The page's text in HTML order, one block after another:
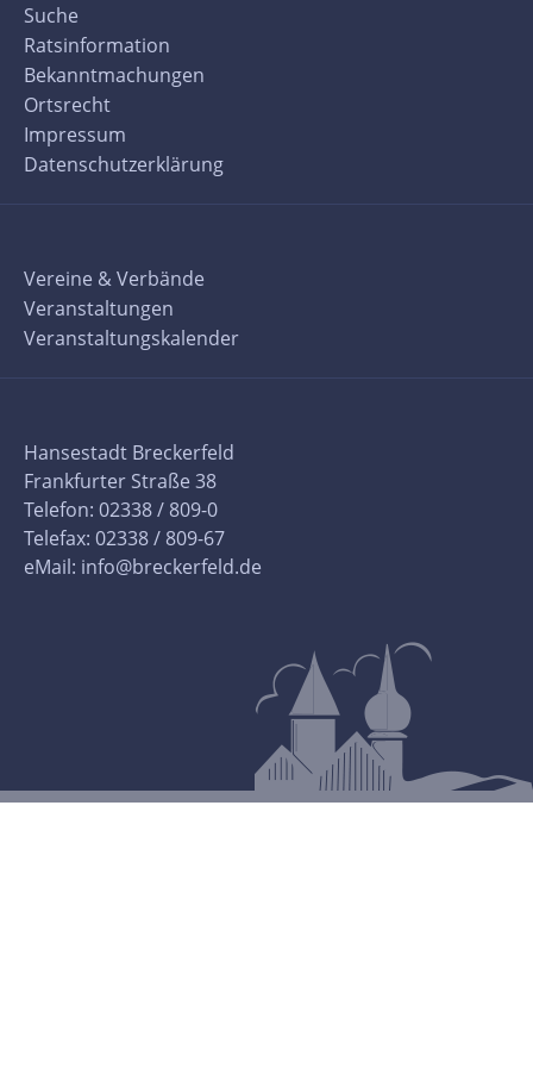
Suche
Ratsinformation
Bekanntmachungen
Ortsrecht
Impressum
Datenschutzerklärung
Vereine & Verbände
Veranstaltungen
Veranstaltungskalender
Hansestadt Breckerfeld
Frankfurter Straße 38
Telefon: 02338 / 809-0
Telefax: 02338 / 809-67
eMail: info@breckerfeld.de